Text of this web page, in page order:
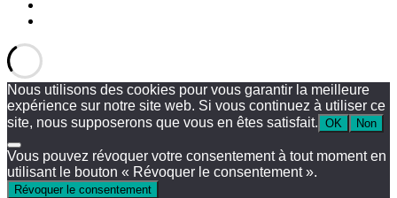
Nous utilisons des cookies pour vous garantir la meilleure
expérience sur notre site web. Si vous continuez à utiliser ce
site, nous supposerons que vous en êtes satisfait. OK Non
Vous pouvez révoquer votre consentement à tout moment en
utilisant le bouton « Révoquer le consentement ».
Révoquer le consentement